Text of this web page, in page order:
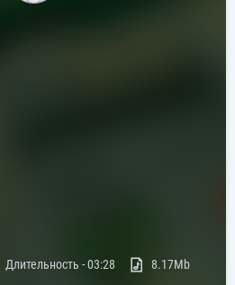
Длительность -03:28
8.17Mb